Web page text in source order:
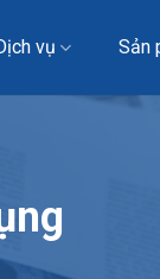
vụ Sản